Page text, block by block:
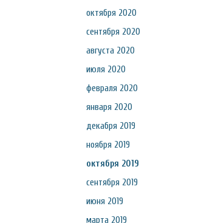
октября 2020
сентября 2020
августа 2020
июля 2020
февраля 2020
января 2020
декабря 2019
ноября 2019
октября 2019
сентября 2019
июня 2019
марта 2019